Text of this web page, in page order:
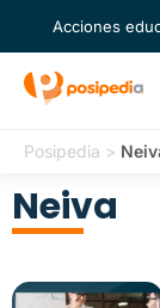
Acciones
Posipedia >
Neiva